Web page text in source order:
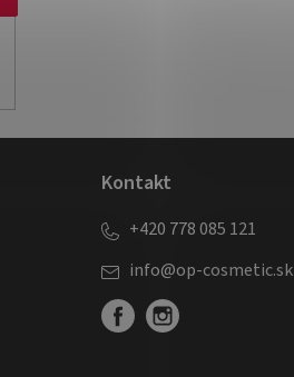
Kontakt
info@op-cosmetic.sk
+420 778 085 121